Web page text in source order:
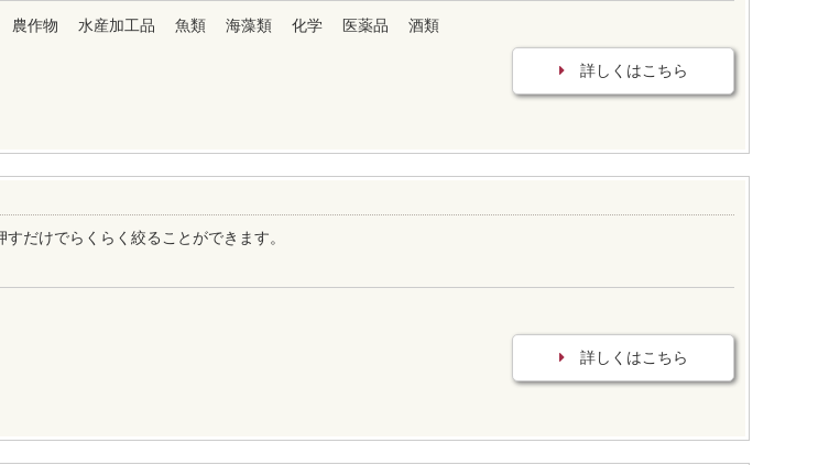
農作物 水産加工品 魚類 海藻類 化学 医薬品 酒類
詳しくはこちら
だけでらくらく絞ることができます。
詳しくはこちら